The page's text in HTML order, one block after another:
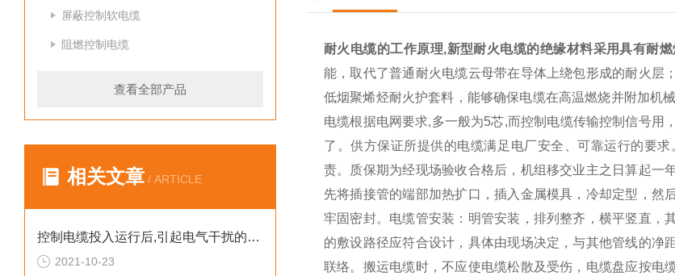
屏蔽控制软电缆
阻燃控制电缆
查看全部产品
相关文章 / ARTICLE
控制电缆投入运行后,引起电气干扰的主要原因有
2021-10-23
耐火电缆的工作原理,新型耐火电缆的绝缘材料采用具有耐
能，取代了普通耐火电缆云母带在导体上绕包形成的耐火层
低烟聚烯烃耐火护套料，能够确保电缆在高温燃烧并附加机
电缆根据电网要求,多一般为5芯,而控制电缆传输控制信号
了。供方保证所提供的电缆满足电厂安全、可靠运行的要
责。质保期为经现场验收合格后，机组移交业主之日算起一
先将插接管的端部加热扩口，插入金属模具，冷却定型，
牢固密封。电缆管安装：明管安装，排列整齐，横平竖直，
的敷设路径应符合设计，具体由现场决定，与其他管线的
联络。搬运电缆时，不应使电缆松散及受伤，电缆盘应按电